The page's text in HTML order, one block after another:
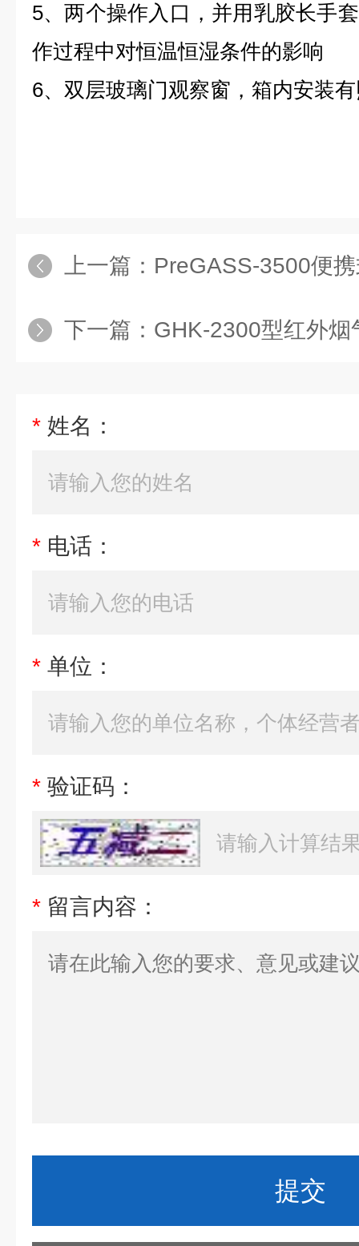
5、两个操作入口，并用乳胶长手
作过程中对恒温恒湿条件的影响
6、双层玻璃门观察窗，箱内安装
上一篇： PreGASS-3500便
下一篇： GHK-2300型红外
* 姓名：
* 电话：
* 单位：
* 验证码：
* 留言内容：